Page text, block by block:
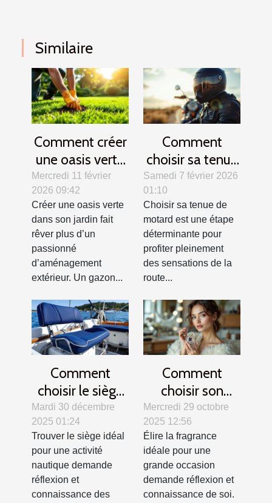
Similaire
Comment créer
une oasis verte
? Secrets d'un
gazon parfait
Mercredi 11 février
2026 09:42
Créer une oasis verte
dans son jardin fait
rêver plus d’un
passionné
d’aménagement
extérieur. Un gazon...
Comment
choisir sa tenue
de motard pour
allier confort et
sécurité ?
Samedi 7 février 2026
01:10
Choisir sa tenue de
motard est une étape
déterminante pour
profiter pleinement
des sensations de la
route...
Comment
choisir le siège
idéal pour votre
activité
nautique ?
Mardi 30 décembre
2025 01:24
Trouver le siège idéal
pour une activité
nautique demande
réflexion et
connaissance des
Comment
choisir son
parfum pour les
grandes
occasions ?
Mercredi 29 octobre
2025 12:56
Élire la fragrance
idéale pour une
grande occasion
demande réflexion et
connaissance de soi.